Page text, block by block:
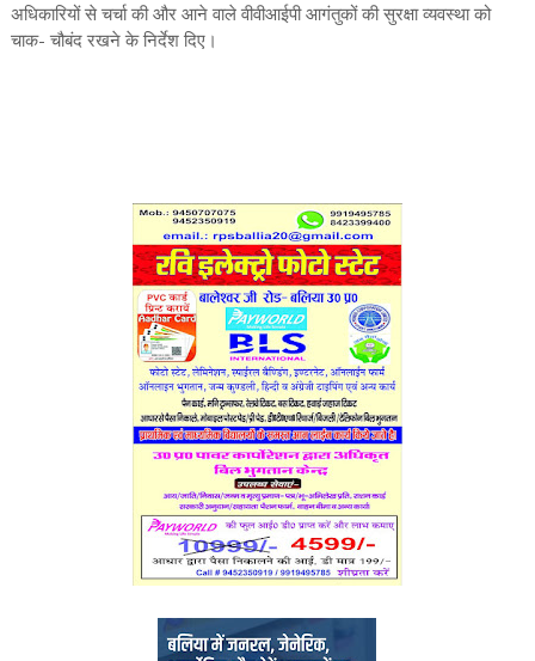
अधिकारियों से चर्चा की और आने वाले वीवीआईपी आगंतुकों की सुरक्षा व्यवस्था को
चाक- चौबंद रखने के निर्देश दिए।